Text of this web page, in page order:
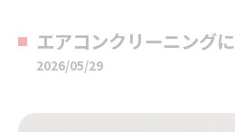
エアコンクリーニング
2026/05/29